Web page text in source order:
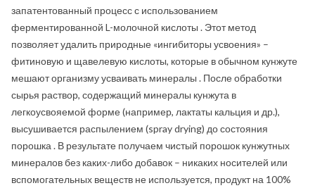
запатентованный процесс с использованием
ферментированной L-молочной кислоты . Этот метод
позволяет удалить природные «ингибиторы усвоения» –
фитиновую и щавелевую кислоты, которые в обычном кунжуте
мешают организму усваивать минералы . После обработки
сырья раствор, содержащий минералы кунжута в
легкоусвояемой форме (например, лактаты кальция и др.),
высушивается распылением (spray drying) до состояния
порошка . В результате получаем чистый порошок кунжутных
минералов без каких-либо добавок – никаких носителей или
вспомогательных веществ не используется, продукт на 100%